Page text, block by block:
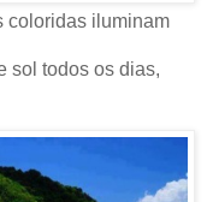
coloridas iluminam
sol todos os dias,